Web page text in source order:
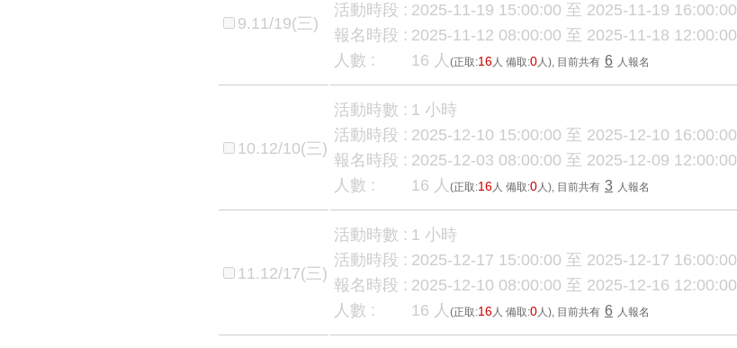
9.11/19(三)
活動時段 : 2025-11-19 15:00:00 至 2025-11-19 16:00:00
報名時段 : 2025-11-12 08:00:00 至 2025-11-18 12:00:00
人數 :
16 人 (正取:16人 備取:0人), 目前共有 6 人報名
10.12/10(三)
活動時數 : 1 小時
活動時段 : 2025-12-10 15:00:00 至 2025-12-10 16:00:00
報名時段 : 2025-12-03 08:00:00 至 2025-12-09 12:00:00
人數 :
16 人 (正取:16人 備取:0人), 目前共有 3 人報名
11.12/17(三)
活動時數 : 1 小時
活動時段 : 2025-12-17 15:00:00 至 2025-12-17 16:00:00
報名時段 : 2025-12-10 08:00:00 至 2025-12-16 12:00:00
人數 :
16 人 (正取:16人 備取:0人), 目前共有 6 人報名